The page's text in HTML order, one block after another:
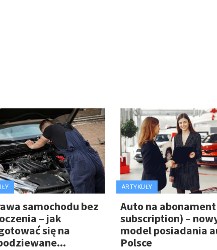
samochodu bez
– jak
się na
ARTYKUŁY
Auto na
subscription) –
model posiadania
Polsce